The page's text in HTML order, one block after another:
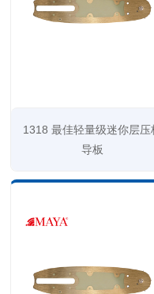
1318 最佳轻量级迷你层压
导板